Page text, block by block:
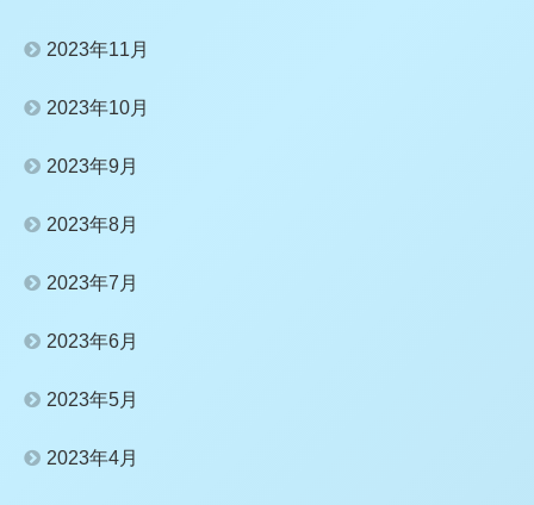
2023年11月
2023年10月
2023年9月
2023年8月
2023年7月
2023年6月
2023年5月
2023年4月